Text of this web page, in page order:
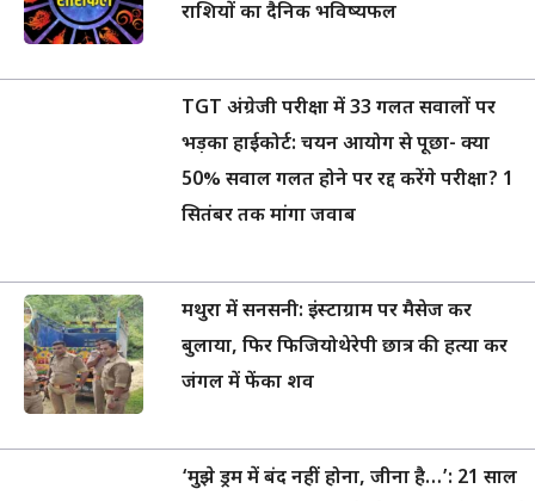
राशियों का दैनिक भविष्यफल
TGT अंग्रेजी परीक्षा में 33 गलत सवालों पर
भड़का हाईकोर्ट: चयन आयोग से पूछा- क्या
50% सवाल गलत होने पर रद्द करेंगे परीक्षा? 1
सितंबर तक मांगा जवाब
मथुरा में सनसनी: इंस्टाग्राम पर मैसेज कर
बुलाया, फिर फिजियोथेरेपी छात्र की हत्या कर
जंगल में फेंका शव
‘मुझे ड्रम में बंद नहीं होना, जीना है…’: 21 साल